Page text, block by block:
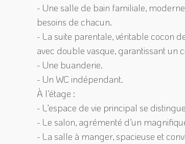
- Une salle de bain familiale,
besoins de chacun.
- La suite parentale, véritable cocon
avec double vasque, garantissant un
- Une buanderie.
- Un WC indépendant.
À l’étage :
- L’espace de vie principal se
- Le salon, agrémenté d’un
- La salle à manger, spacieuse et